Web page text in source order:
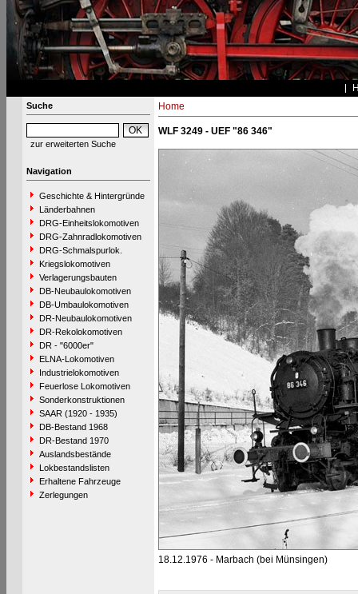
Suche
zur erweiterten Suche
Navigation
Geschichte & Hintergründe
Länderbahnen
DRG-Einheitslokomotiven
DRG-Zahnradlokomotiven
DRG-Schmalspurlok.
Kriegslokomotiven
Verlagerungsbauten
DB-Neubaulokomotiven
DB-Umbaulokomotiven
DR-Neubaulokomotiven
DR-Rekolokomotiven
DR - "6000er"
ELNA-Lokomotiven
Industrielokomotiven
Feuerlose Lokomotiven
Sonderkonstruktionen
SAAR (1920 - 1935)
DB-Bestand 1968
DR-Bestand 1970
Auslandsbestände
Lokbestandslisten
Erhaltene Fahrzeuge
Zerlegungen
Home
WLF 3249 - UEF "86 346"
18.12.1976 - Marbach (bei Münsingen)